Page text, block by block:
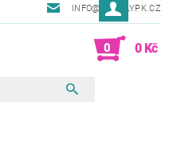
INFO@MODELYPK.CZ
0 0 Kč